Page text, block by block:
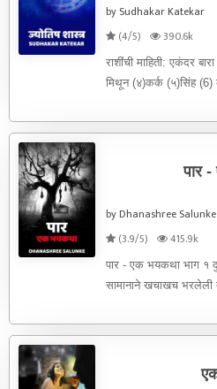
by Sudhakar Katekar
(4/5)
390.6k
राशींची माहिती: एकंदर
मिथून (४)कर्क (५)सिंह
पार
by Dhanashree Salunke
(3.9/5)
415.9k
पार - एक भयकथा भाग १
सामानाने खचाखच भरलेली